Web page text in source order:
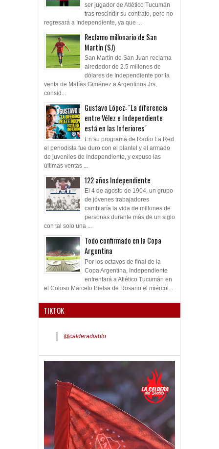
ser jugador de Atlético Tucumán
tras rescindir su contrato, pero no
regresará a Independiente, ya que ...
Reclamo millonario de San
Martín (SJ)
San Martín de San Juan reclama
alrededor de 2.5 millones de
dólares de Independiente por la
venta de Matías Giménez a Argentinos Jrs,
consid...
Gustavo López: "La diferencia
entre Vélez e Independiente
está en las Inferiores"
En su programa de Radio La Red
el periodista fue duro con el plantel y el armado
de juveniles de Independiente, y expuso las
últimas ventas ...
122 años Independiente
El 4 de agosto de 1904, un grupo
de jóvenes trabajadores
cambiaría la vida de millones de
personas durante más de un siglo
con tal solo una ...
Todo confirmado en la Copa
Argentina
Por los octavos de final de la
Copa Argentina, Independiente
enfrentará a Atlético Tucumán en
el Coloso Marcelo Bielsa de Rosario el miércol...
TIKTOK
@calderadiablo